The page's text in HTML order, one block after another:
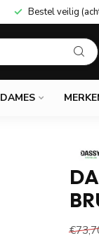
Bestel veilig
DAMES